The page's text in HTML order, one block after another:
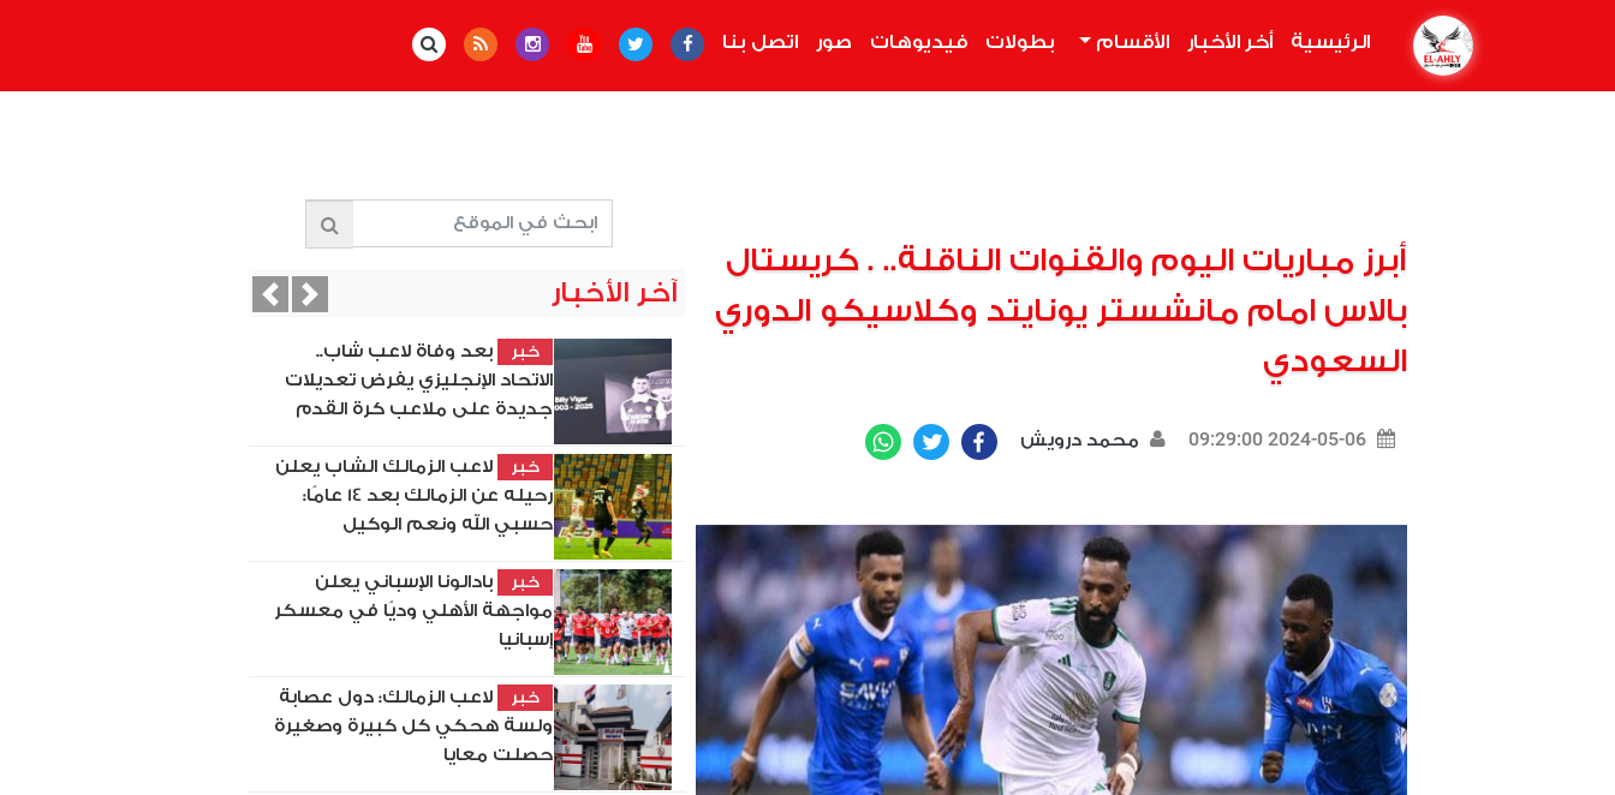
الرئيسية أخر الأخبار الأقسام بطولات فيديوهات صور اتصل بنا
أبرز مباريات اليوم والقنوات الناقلة.. . كريستال
بالاس امام مانشستر يونايتد وكلاسيكو الدوري
السعودي
2024-05-06 09:29:00 محمد درويش Facebook
Twitter
آخر الأخبار
خبر
بعد وفاة لاعب شاب..
الاتحاد الإنجليزي يفرض تعديلات
جديدة على ملاعب كرة القدم
خبر
لاعب الزمالك الشاب يعلن
رحيله عن الزمالك بعد 14 عامًا:
حسبي الله ونعم الوكيل
خبر
بادالونا الإسباني يعلن
مواجهة الأهلي وديًا في معسكر
إسبانيا
خبر
لاعب الزمالك: دول عصابة
ولسة هحكي كل كبيرة وصغيرة
حصلت معايا
PreviousNext